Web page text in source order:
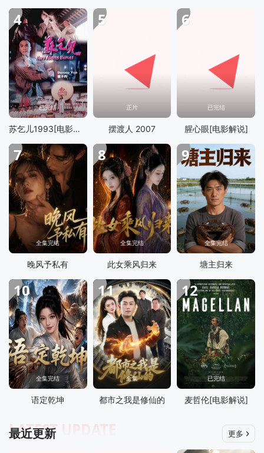
4
已完结
苏乞儿1993[电影解说]
5
正片
摆渡人 2007
6
已完结
腥心眼[电影解说]
7
全集完结
晚风予私有
8
全集完结
此女乘风归来
9
全集完结
塘主归来
10
全集完结
语定乾坤
11
全集
都市之我是修仙的
12
已完结
麦哲伦[电影解说]
最近更新
LATEST UPDATE 更多